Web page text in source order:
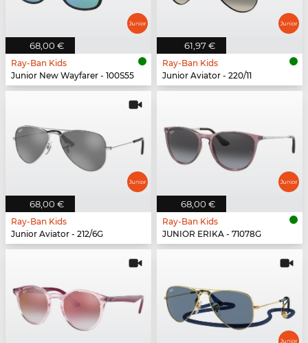
68,00 €
Ray-Ban Kids
Junior New Wayfarer - 100S55
61,97 €
Ray-Ban Kids
Junior Aviator - 220/11
68,00 €
Ray-Ban Kids
Junior Aviator - 212/6G
68,00 €
Ray-Ban Kids
JUNIOR ERIKA - 71078G